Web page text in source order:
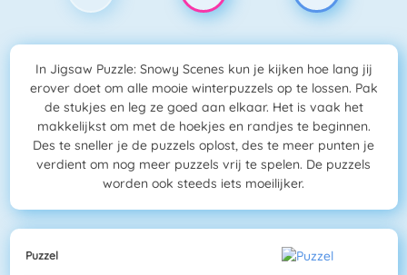
In Jigsaw Puzzle: Snowy Scenes kun je kijken hoe lang jij
erover doet om alle mooie winterpuzzels op te lossen. Pak
de stukjes en leg ze goed aan elkaar. Het is vaak het
makkelijkst om met de hoekjes en randjes te beginnen.
Des te sneller je de puzzels oplost, des te meer punten je
verdient om nog meer puzzels vrij te spelen. De puzzels
worden ook steeds iets moeilijker.
Puzzel